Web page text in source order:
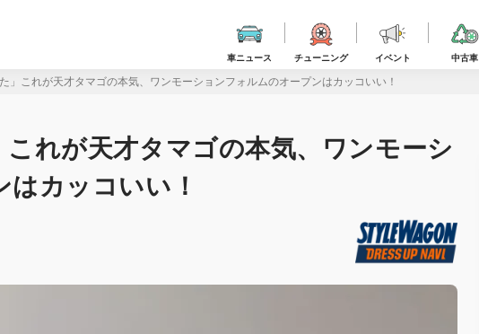
車ニュース チューニング イベント 中古車
」これが天才タマゴの本気、ワンモーションフォルムのオープンはカッコいい！
これが天才タマゴの本気、ワンモーシ
カッコいい！